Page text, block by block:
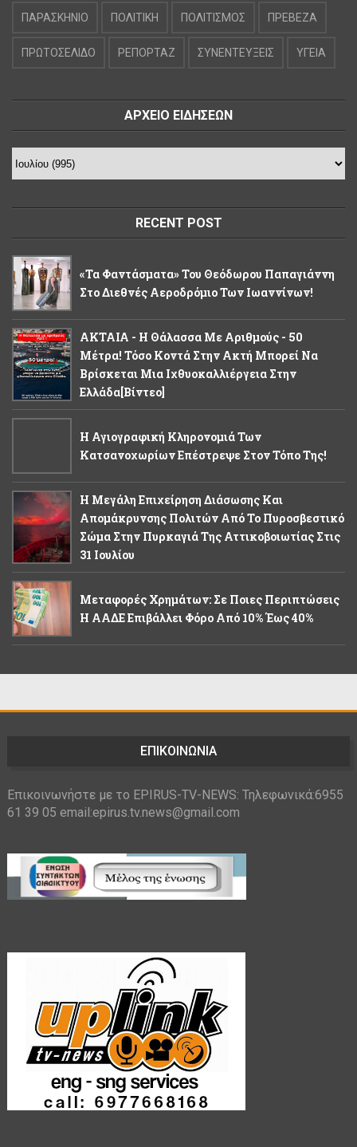
ΠΑΡΑΣΚΗΝΙΟ ΠΟΛΙΤΙΚΗ ΠΟΛΙΤΙΣΜΟΣ ΠΡΕΒΕΖΑ
ΠΡΩΤΟΣΕΛΙΔΟ ΡΕΠΟΡΤΑΖ ΣΥΝΕΝΤΕΥΞΕΙΣ ΥΓΕΙΑ
ΑΡΧΕΙΟ ΕΙΔΗΣΕΩΝ
RECENT POST
«Τα Φαντάσματα» Του Θεόδωρου Παπαγιάννη
Στο Διεθνές Αεροδρόμιο Των Ιωαννίνων!
ΑΚΤΑΙΑ - Η Θάλασσα Με Αριθμούς - 50
Μέτρα! Τόσο Κοντά Στην Ακτή Μπορεί Να
Βρίσκεται Μια Ιχθυοκαλλιέργεια Στην
Ελλάδα[βίντεο]
Η Αγιογραφική Κληρονομιά Των
Κατσανοχωρίων Επέστρεψε Στον Τόπο Της!
Η Μεγάλη Επιχείρηση Διάσωσης Και
Απομάκρυνσης Πολιτών Από Το Πυροσβεστικό
Σώμα Στην Πυρκαγιά Της Αττικοβοιωτίας Στις
31 Ιουλίου
Μεταφορές Χρημάτων: Σε Ποιες Περιπτώσεις
Η ΑΑΔΕ Επιβάλλει Φόρο Από 10% Έως 40%
ΕΠΙΚΟΙΝΩΝΙΑ
Επικοινωνήστε με το EPIRUS-TV-NEWS: Τηλεφωνικά:6955
61 39 05 email:epirus.tv.news@gmail.com